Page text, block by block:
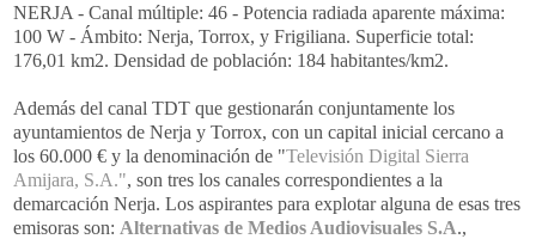
NERJA - Canal múltiple: 46 - Potencia radiada aparente máxima:
100 W - Ámbito: Nerja, Torrox, y Frigiliana. Superficie total:
176,01 km2. Densidad de población: 184 habitantes/km2.
Además del canal TDT que gestionarán conjuntamente los
ayuntamientos de Nerja y Torrox, con un capital inicial cercano a
los 60.000 € y la denominación de "Televisión Digital Sierra
Amijara, S.A.", son tres los canales correspondientes a la
demarcación Nerja. Los aspirantes para explotar alguna de esas tres
emisoras son: Alternativas de Medios Audiovisuales S.A.,